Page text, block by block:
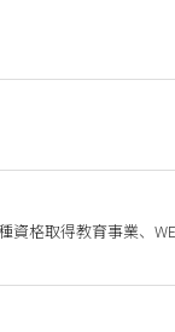
資格取得教育事業、